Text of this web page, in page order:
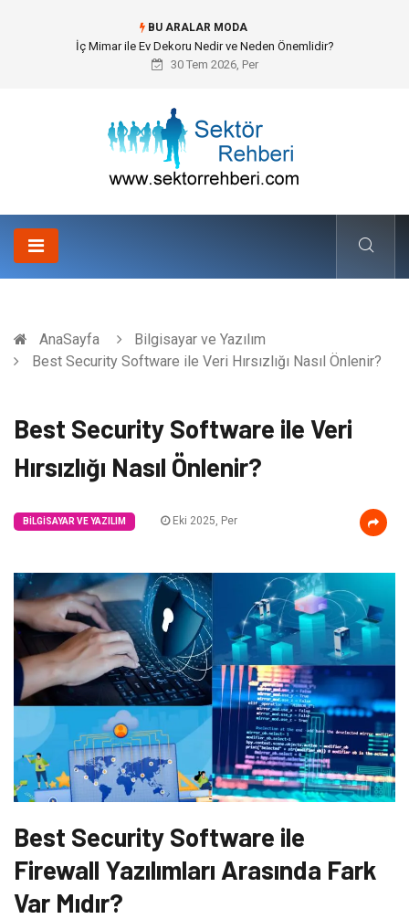
BU ARALAR MODA
Kuveyt Nakliye Süreçlerinde Stratejik Planlama ve Operasyonel Güven
30 Tem 2026, Per
AnaSayfa
Bilgisayar ve Yazılım
Best Security Software ile Veri Hırsızlığı Nasıl Önlenir?
Best Security Software ile Veri
Hırsızlığı Nasıl Önlenir?
BILGISAYAR VE YAZILIM Eki 2025, Per
Best Security Software ile
Firewall Yazılımları Arasında Fark
Var Mıdır?